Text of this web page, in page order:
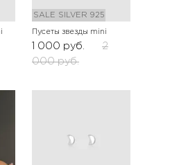
SALE SILVER 925
Пусеты звезды mini
1 000 руб.
2
000 руб.